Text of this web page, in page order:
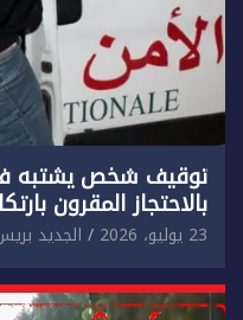
توقيف شخص يشتبه
بالاحتجاز المقرون
إضرام النار عمدا.
23 يوليو، 2026 الجديد